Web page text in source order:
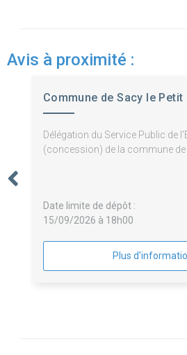
Avis à proximité :
Commune de Sacy le Petit
Délégation du Service Public de
(concession) de la commune de
Date limite de dépôt :
15/09/2026 à 18h00
Plus